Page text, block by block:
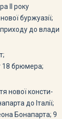
II року
буржуа­зії;
приходу до влади
18 брюмера;
нової консти­
до Італії;
Бонапарта; 9